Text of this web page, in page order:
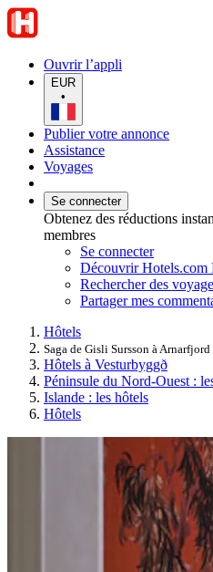
Ouvrir l’appli
EUR
•
Publier votre annonce
Assistance
Voyages
Se connecter
Obtenez des réductions
membres
Se connecter
Découvrir Hotels.com
Rechercher des
Partager mes
Hôtels
Saga de Gisli Sursson à
Hôtels à Vesturbyggð
Péninsule du Nord-Ouest :
Islande : les hôtels
Hôtels